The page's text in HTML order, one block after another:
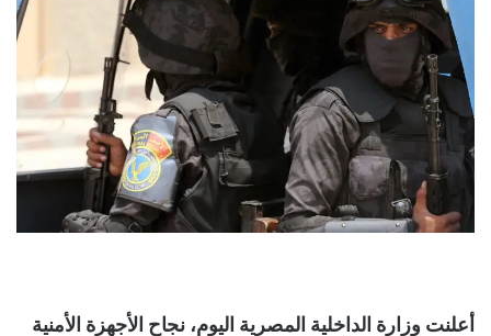
أعلنت وزارة الداخلية المصرية اليوم، نجاح الأجهزة الأمنية